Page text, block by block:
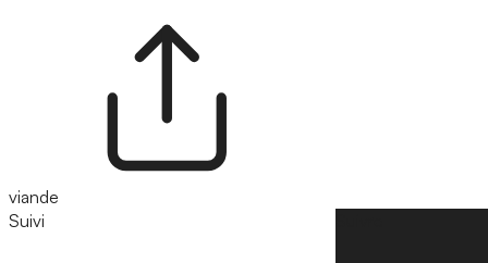
viande
Suivi